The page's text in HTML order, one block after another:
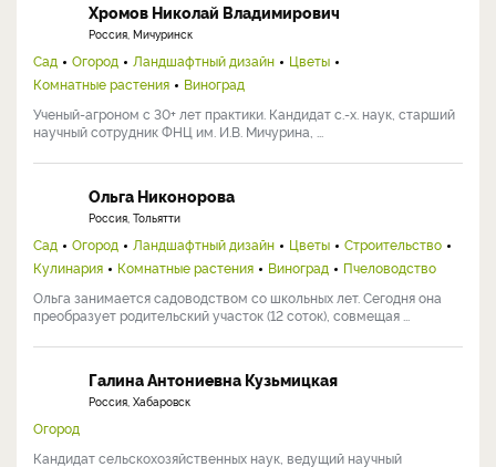
Хромов Николай Владимирович
Россия, Мичуринск
Сад Огород Ландшафтный дизайн
Цветы
Комнатные растения
Виноград
Ученый-агроном с 30+ лет практики. Кандидат с.-х. наук, старший
научный сотрудник ФНЦ им. И.В. Мичурина, ...
Ольга Никонорова
Россия, Тольятти
Сад Огород Ландшафтный дизайн Цветы
Строительство
Кулинария
Комнатные растения Виноград
Пчеловодство
Ольга занимается садоводством со школьных лет. Сегодня она
преобразует родительский участок (12 соток), совмещая ...
Галина Антониевна Кузьмицкая
Россия, Хабаровск
Огород
Кандидат сельскохозяйственных наук, ведущий научный